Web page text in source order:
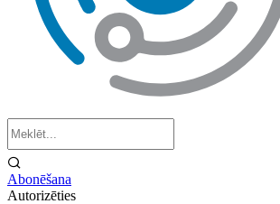
Abonēšana
Autorizēties